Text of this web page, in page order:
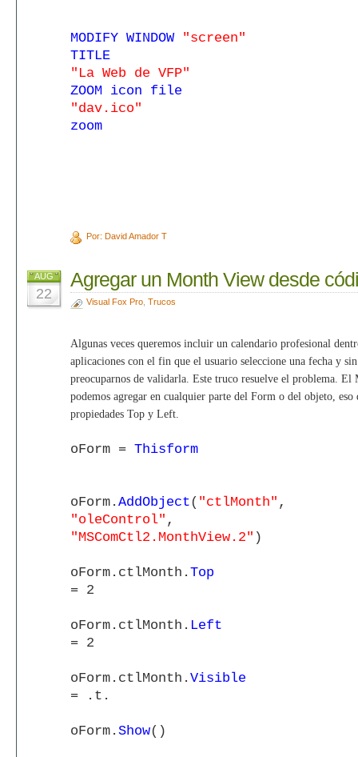
MODIFY WINDOW "screen"
TITLE
"La Web de VFP"
ZOOM icon file
"dav.ico"
zoom
Por: David Amador T
AUG
22
Agregar un Month View desde
Visual Fox Pro, Trucos
Algunas veces queremos incluir un calendario profesional
aplicaciones con el fin que el usuario seleccione una fecha y
preocuparnos de validarla. Este truco resuelve el problema.
podemos agregar en cualquier parte del Form o del objeto, eso
propiedades Top y Left.
oForm = Thisform
oForm. AddObject( "ctlMonth" ,
"oleControl" ,
"MSComCtl2.MonthView.2" )
oForm.ctlMonth. Top
= 2
oForm.ctlMonth. Left
= 2
oForm.ctlMonth. Visible
= .t.
oForm. Show()